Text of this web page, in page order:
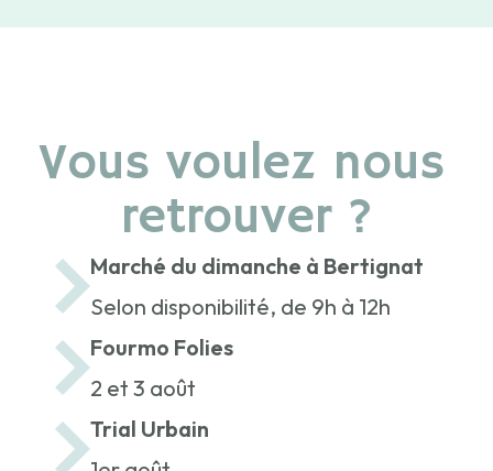
Vous voulez nous
retrouver ?
Marché du dimanche à Bertignat
Selon disponibilité, de 9h à 12h
Fourmo Folies
2 et 3 août
Trial Urbain